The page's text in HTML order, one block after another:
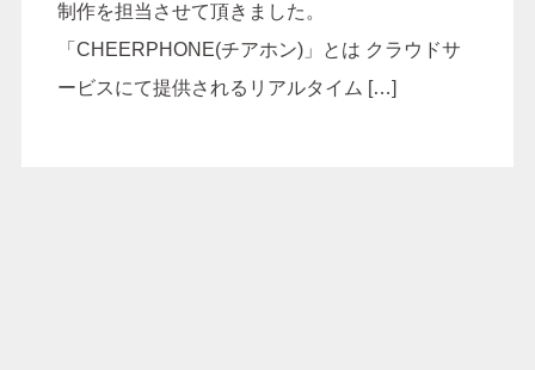
制作を担当させて頂きました。
「CHEERPHONE(チアホン)」とは クラウドサ
ービスにて提供されるリアルタイム […]